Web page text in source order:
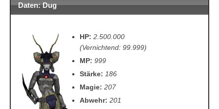
Daten: Dug
HP: 2.500.000
(Vernichtend: 99.999)
MP: 999
Stärke: 186
Magie: 207
Abwehr: 201